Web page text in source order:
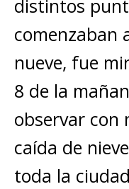
p o
k
e
r
ti
r
distintos
comenzaban
nueve, fue
8 de la
observar con
caída de
toda la